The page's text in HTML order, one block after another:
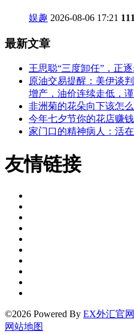
娱趣 2026-08-06 17:21
最新文章
王思聪“三度卸任”，正
原油交易提醒：美伊谈
增产，油价连续走低，
非洲菊的花朵向下该怎么
今年七夕节你的花店赚
家门口的精神病人：活
友情链接
©2026 Powered By EX外汇官网
网站地图